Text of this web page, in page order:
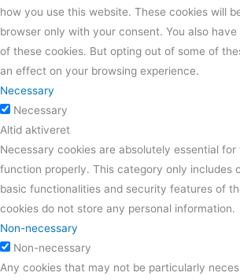
how you use this website. These cookies will
browser only with your consent. You also
of these cookies. But opting out of some of
an effect on your browsing experience.
Necessary
Necessary
Altid aktiveret
Necessary cookies are absolutely essential
function properly. This category only includes
basic functionalities and security features of
cookies do not store any personal information.
Non-necessary
Non-necessary
Any cookies that may not be particularly